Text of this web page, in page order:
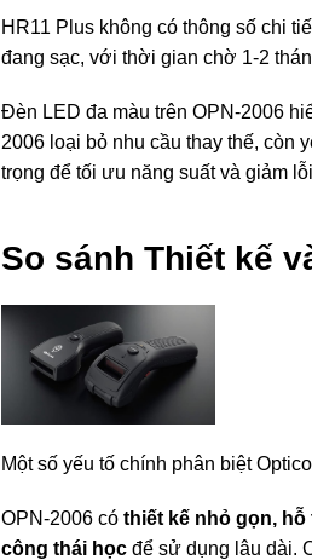
HR11 Plus không có thông số chi
đang sạc, với thời gian chờ 1-2
Đèn LED đa màu trên OPN-2006
2006 loại bỏ nhu cầu thay thế, còn
trọng để tối ưu năng suất và giảm
So sánh Thiết kế
Một số yếu tố chính phân biệt
OPN-2006 cóthiết kế nhỏ gọn,
công thái học để sử dụng lâu dài.